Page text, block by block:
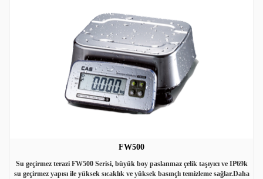
FW500
Su geçirmez terazi FW500 Serisi, büyük boy paslanmaz çelik taşıyıcı ve IP69k
su geçirmez yapısı ile yüksek sıcaklık ve yüksek basınçlı temizleme sağlar.Daha